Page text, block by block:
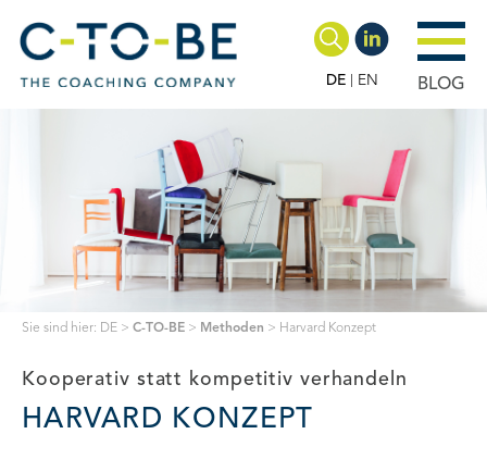
DE EN BLOG
Sie sind hier: DE > C-TO-BE > Methoden > Harvard Konzept
Kooperativ statt kompetitiv verhandeln
HARVARD KONZEPT